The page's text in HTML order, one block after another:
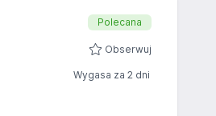
Polecana
Obserwuj
Wygasa za 2 dni